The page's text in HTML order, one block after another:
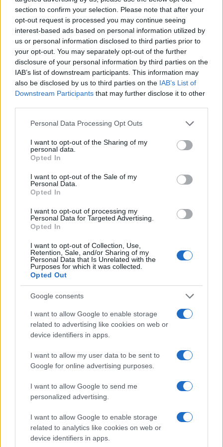
section to confirm your selection. Please note that after your
opt-out request is processed you may continue seeing
interest-based ads based on personal information utilized by
us or personal information disclosed to third parties prior to
your opt-out. You may separately opt-out of the further
disclosure of your personal information by third parties on the
IAB’s list of downstream participants. This information may
also be disclosed by us to third parties on the IAB’s List of
Downstream Participants that may further disclose it to other
Please note that this website/app uses one or more Google
not limited to your visit or usage behaviour. You may click to
grant or deny consent to Google and its third-party tags to
use your data for below specified purposes in below Google
consent section.
Personal Data Processing Opt Outs
I want to opt-out of the Sharing of my
personal data.
Opted In
I want to opt-out of the Sale of my
Personal Data.
Opted In
I want to opt-out of processing my
Personal Data for Targeted Advertising.
Opted In
I want to opt-out of Collection, Use,
Retention, Sale, and/or Sharing of my
Personal Data that Is Unrelated with the
Purposes for which it was collected.
Opted Out
Google consents
I want to allow Google to enable storage
related to advertising like cookies on web or
device identifiers in apps.
I want to allow my user data to be sent to
Google for online advertising purposes.
I want to allow Google to send me
personalized advertising.
I want to allow Google to enable storage
related to analytics like cookies on web or
device identifiers in apps.
Sigue leyendo
y formas creativas de incluirla en picnics
Diego Herrera · 2 Ago 2026
CURIOSIDADES